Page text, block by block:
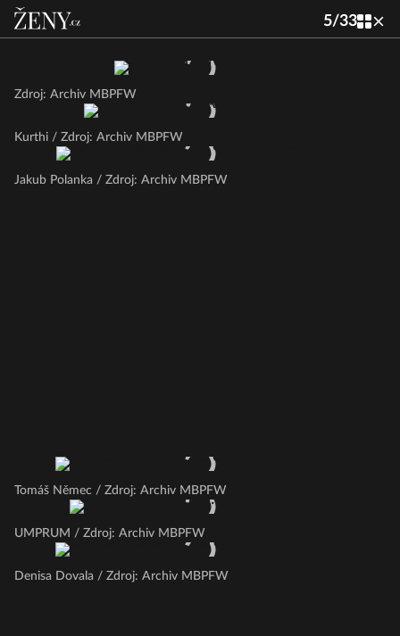
5/33
Zdroj: Archiv MBPFW
Kurthi / Zdroj: Archiv MBPFW
Jakub Polanka / Zdroj: Archiv MBPFW
Tomáš Němec / Zdroj: Archiv MBPFW
UMPRUM / Zdroj: Archiv MBPFW
Denisa Dovala / Zdroj: Archiv MBPFW